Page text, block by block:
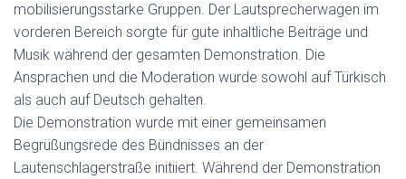
mobilisierungsstarke Gruppen. Der Lautsprecherwagen im
vorderen Bereich sorgte für gute inhaltliche Beiträge und
Musik während der gesamten Demonstration. Die
Ansprachen und die Moderation wurde sowohl auf Türkisch
als auch auf Deutsch gehalten.
Die Demonstration wurde mit einer gemeinsamen
Begrüßungsrede des Bündnisses an der
Lautenschlagerstraße initiiert. Während der Demonstration